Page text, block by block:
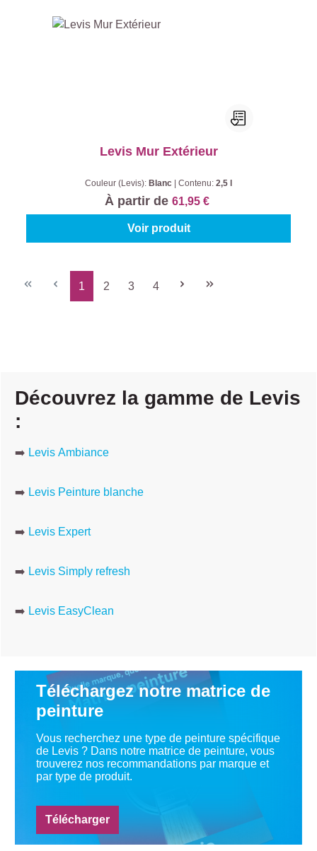
Levis Mur Extérieur
Couleur (Levis): Blanc Contenu: 2,5 l
À partir de 61,95 €
Voir produit
Page
1
Page
2
Page
3
Page
4
Découvrez la gamme de Levis
:
➡️ Levis Ambiance
➡️ Levis Peinture blanche
➡️ Levis Expert
➡️ Levis Simply refresh
➡️ Levis EasyClean
Téléchargez notre matrice de
peinture
Vous recherchez une type de peinture spécifique
de Levis ? Dans notre matrice de peinture, vous
trouverez nos recommandations par marque et
par type de produit.
Télécharger